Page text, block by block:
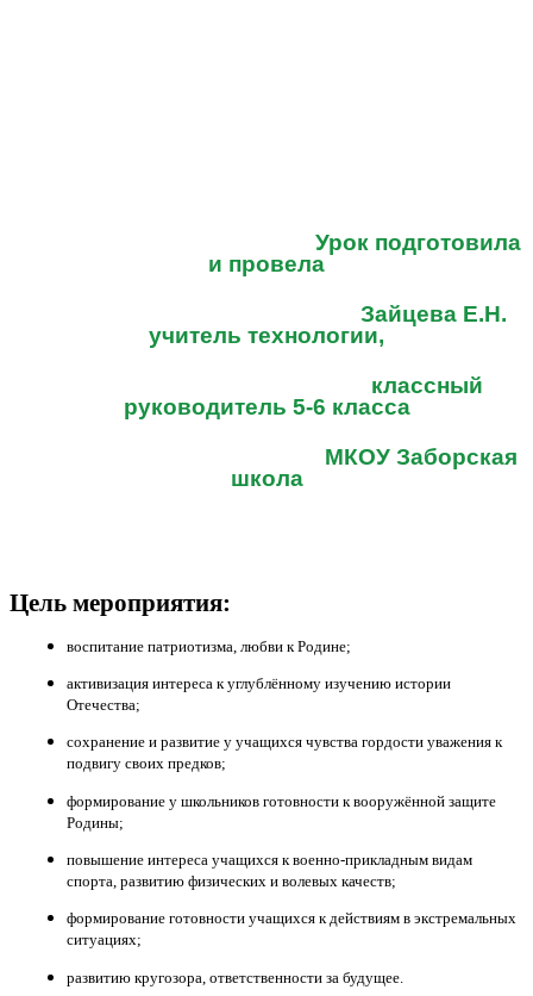
Урок подготовила
и провела
Зайцева Е.Н.
учитель технологии,
классный
руководитель 5-6 класса
МКОУ Заборская
школа
Цель мероприятия:
воспитание патриотизма, любви к Родине;
активизация интереса к углублённому изучению истории
Отечества;
сохранение и развитие у учащихся чувства гордости уважения к
подвигу своих предков;
формирование у школьников готовности к вооружённой защите
Родины;
повышение интереса учащихся к военно-прикладным видам
спорта, развитию физических и волевых качеств;
формирование готовности учащихся к действиям в экстремальных
ситуациях;
развитию кругозора, ответственности за будущее.